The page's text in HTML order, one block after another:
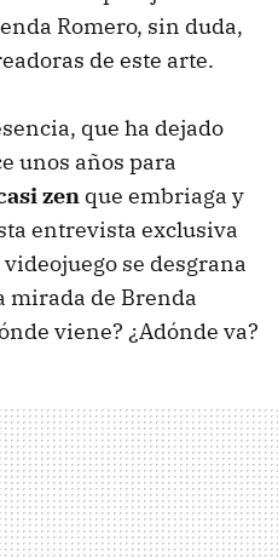
Romero, sin duda,
de este arte.
que ha dejado
unos años para
zen que embriaga y
entrevista exclusiva
se desgrana
mirada de Brenda
viene? ¿Adónde va?